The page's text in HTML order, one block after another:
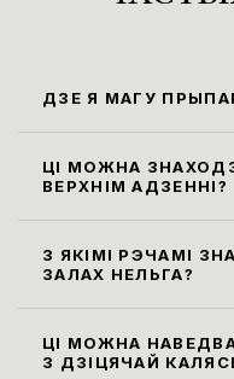
ДЗЕ Я МАГУ
знаходзяцца
(паркоўка
ЦІ МОЖНА
ВЕРХНІМ АДЗЕННІ?
прадугледжваюць
ў верхнім
З ЯКІМІ РЭЧАМІ
ЗАЛАХ НЕЛЬГА?
больш за
парасоны
ЦІ МОЖНА
З ДЗІЦЯЧАЙ